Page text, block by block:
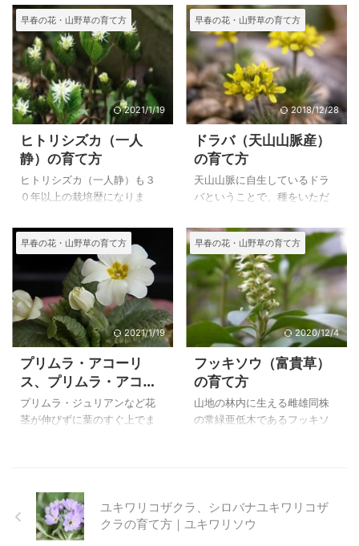
方
ソロリア含まれるという記述
を見ましたので、北アメリカ
に分布しているヴィオラのよ
うです。 ビオラ・ソロリア 'フ
レックス'は園芸品種で、現在
は多くの園芸品種が栽培され
ているということです。 ビオ
ラ・ソロリア 'フレックス'は苗
をいただいて育てていたので
すが、ビオラ・ソロリア（パ
ピリオナケア）が庭にいつの
間にか咲いていた時には驚き
消えてしまったのは、北アメ
リカ原産ということから関東
地方の住宅地の猛暑が影響 ...
せんし、年間を通して平均的
な降水量で、全般的にに日本
より雨が少ない冷涼な気温の
ようなので夏は木陰などで育
てた方が良いようです。 クリ
スマスローズと呼ばれる花は
数多くなりますので、レンテ
ンローズ（Helleborus
orientalis）以外のニゲル系の
品種を載せています。 ヘレボ
ルス・ニゲル-Helleborus
nigerは、自宅で２０２３年２
年３月播種の花です。 ヘレボ
ルス・ニゲル（ ...
早春の花・山野草の育て方
2021/1/19
ヒトリシズカ（一人
静）の育て方
ヒトリシズカ（一人静）も３
０年以上の栽培歴になりま
えすぎるということもないの
は、庭植にして数年に１度く
らいの植え替えしかしていな
いためかもしれません。 零れ
種から出たと思われる小さな
苗も出ているので、きちんと
栽培すれば殖えるようです
が、我が家には木陰になるよ
うな肥沃な場所がないことが
大きいと思っています。 静御
前の美しい舞い姿にたとえた
たという花は派手さはありま
と植えてある我が家 ...
早春の花・山野草の育て方
2018/12/28
ドラバ（天山山脈産）
の育て方
天山山脈に自生しているドラ
バということで、種をいただ
小さなロゼットの中心から花
茎を出して、小さな毬のよう
に小花が集まった黄色の花が
咲きます。 とても育てやすい
高山植物ですが、詳しいこと
が分からないのが、心残りで
いろいろと調べているので、
いつかわかる日が来ればと思
っています。 上のドラバ（天
山山脈産）は、自宅で２０１
７年２月２７日に撮影したも
のです。 ドラバ（天山山脈
早春の花・山野草の育て方
2021/1/19
プリムラ・アコーリ
ス、プリムラ・アコー
リス‘ブルージーンズ’
の育て方
プリムラ・ジュリアンなど花
茎が伸びずに葉のすぐ上でま
しく育てます。 プリムラ・ア
コーリスは高山性のプリム
ラ・ブルガリスから発達した
早春の花・山野草の育て方
2020/12/4
フッキソウ（富貴草）
の育て方
山地の林内に生える雌雄同株
の常緑亜低木であるフッキソ
の傷みが少なく、常緑である
ことから、冬でも緑が美しい
ユキワリコザクラ、シロバナユキワリコザ
クラの育て方｜ユキワリソウ